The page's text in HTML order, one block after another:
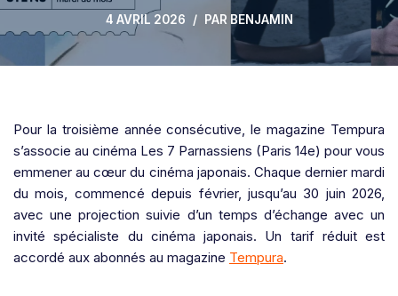
4 AVRIL 2026 PAR BENJAMIN
Pour la troisième année consécutive, le magazine Tempura
s’associe au cinéma Les 7 Parnassiens (Paris 14e) pour vous
emmener au cœur du cinéma japonais. Chaque dernier mardi
du mois, commencé depuis février, jusqu’au 30 juin 2026,
avec une projection suivie d’un temps d’échange avec un
invité spécialiste du cinéma japonais. Un tarif réduit est
accordé aux abonnés au magazine Tempura.